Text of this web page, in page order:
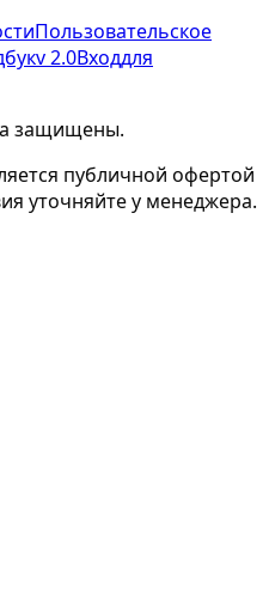
Пользовательское
v 2.0Входдля
защищены.
публичной офертой
уточняйте у менеджера.